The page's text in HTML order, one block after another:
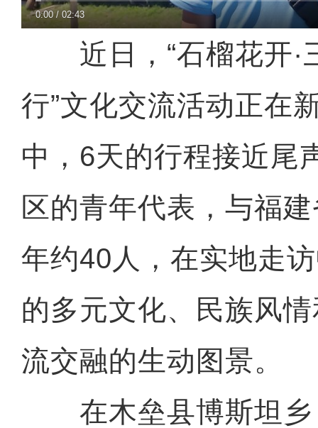
0:00 /02:43
近日，“石榴花开·
行”文化交流活动正在
中，6天的行程接近尾
区的青年代表，与福
年约40人，在实地走
的多元文化、民族风
流交融的生动图景。
在木垒县博斯坦乡